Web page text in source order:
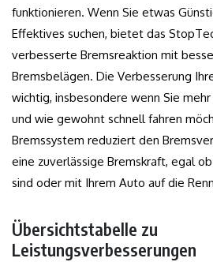
funktionieren. Wenn Sie etwas
Effektives suchen, bietet das
verbesserte Bremsreaktion mit
Bremsbelägen. Die Verbesserung
wichtig, insbesondere wenn Sie
und wie gewohnt schnell fahren
Bremssystem reduziert den
eine zuverlässige Bremskraft, egal
sind oder mit Ihrem Auto auf die
Übersichtstabelle zu
Leistungsverbesserungen